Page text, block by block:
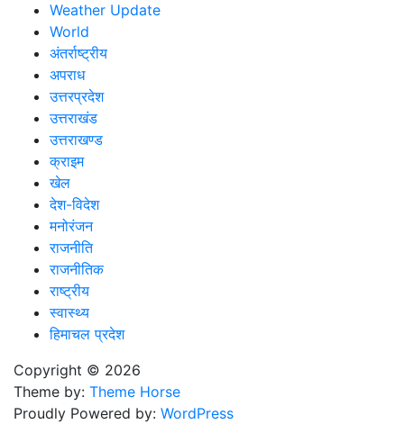
Weather Update
World
अंतर्राष्ट्रीय
अपराध
उत्तरप्रदेश
उत्तराखंड
उत्तराखण्ड
क्राइम
खेल
देश-विदेश
मनोरंजन
राजनीति
राजनीतिक
राष्ट्रीय
स्वास्थ्य
हिमाचल प्रदेश
Copyright © 2026
Theme by: Theme Horse
Proudly Powered by: WordPress